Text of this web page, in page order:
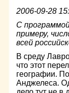
2006-09-28
С
примеру,
всей
В среду
что этот
географии.
Анджелеса.